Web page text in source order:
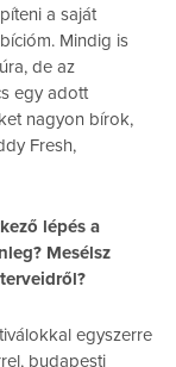
a saját
Mindig is
de az
egy adott
nagyon bírok,
Fresh,
lépés a
Mesélsz
egyszerre
budapesti